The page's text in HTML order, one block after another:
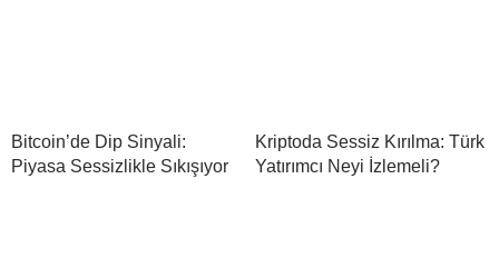
Bitcoin’de Dip Sinyali:
Piyasa Sessizlikle Sıkışıyor
Kriptoda Sessiz Kırılma: Türk
Yatırımcı Neyi İzlemeli?